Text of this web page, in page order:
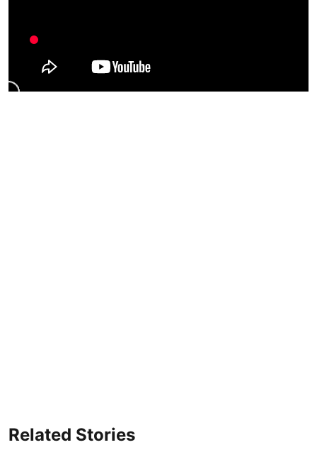
Related Stories